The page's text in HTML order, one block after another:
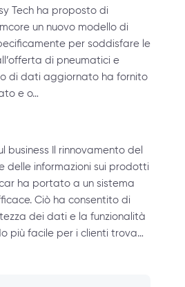
Tech ha proposto di
un nuovo modello di
per soddisfare le
di pneumatici e
di dati aggiornato ha fornito
e o…
business Il rinnovamento del
delle informazioni sui prodotti
ha portato a un sistema
Ciò ha consentito di
dei dati e la funzionalità
più facile per i clienti trova…